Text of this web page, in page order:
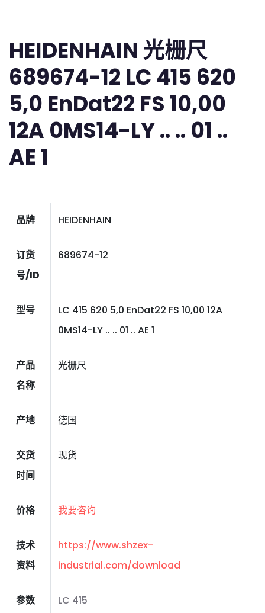
HEIDENHAIN 光栅尺
689674-12 LC 415 620
5,0 EnDat22 FS 10,00
12A 0MS14-LY .. .. 01 ..
AE 1
品牌 HEIDENHAIN
订货
号/ID
689674-12
型号
LC 415 620 5,0 EnDat22 FS 10,00 12A
0MS14-LY .. .. 01 .. AE 1
产品
名称
光栅尺
产地 德国
交货
时间
现货
价格 我要咨询
技术
资料
https://www.shzex-
industrial.com/download
参数
LC 415